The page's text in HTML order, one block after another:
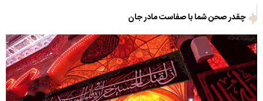
چقدر صحن شما با صفاست مادر جان